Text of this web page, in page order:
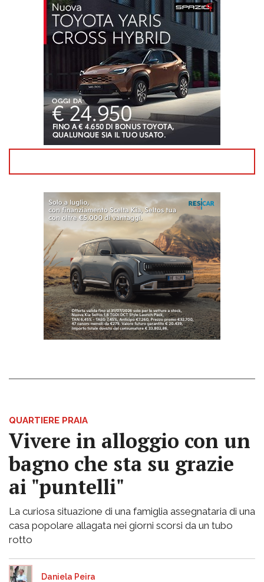
QUARTIERE PRAIA
Vivere in alloggio con un
bagno che sta su grazie
ai "puntelli"
La curiosa situazione di una famiglia assegnataria di una
casa popolare allagata nei giorni scorsi da un tubo
rotto
Daniela Peira